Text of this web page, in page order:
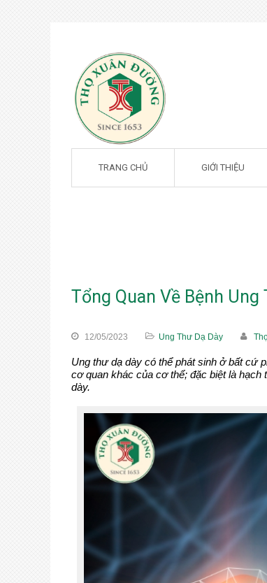
truyền
Đường
TRANG CHỦ GIỚI THIỆU
Tổng Quan Về Bệnh Ung
12/05/2023 Ung Thư Dạ Dày
Ung thư dạ dày có thể phát sinh ở bất cứ
cơ quan khác của cơ thể; đặc biệt là
dày.